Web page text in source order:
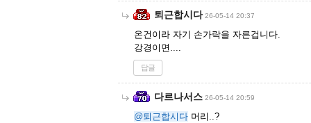
퇴근합시다 26-05-14 20:37
온건이라 자기 손가락을 자른겁니다.
강경이면....
답글
다르나서스 26-05-14 20:59
@퇴근합시다 머리..?